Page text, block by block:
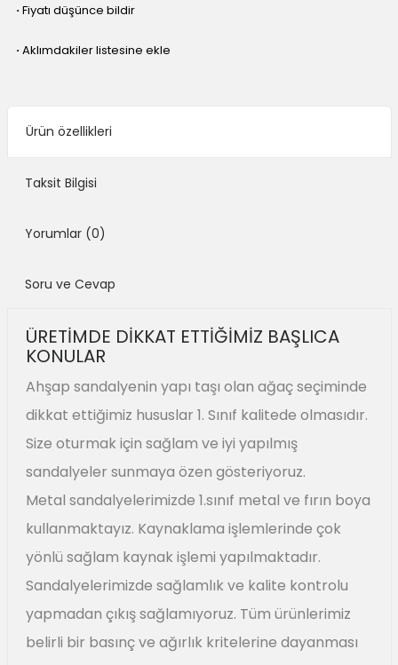
·Fiyatı düşünce bildir
·Aklımdakiler listesine ekle
Ürün özellikleri
Taksit Bilgisi
Yorumlar (0)
Soru ve Cevap
ÜRETİMDE DİKKAT ETTİĞİMİZ BAŞLICA
KONULAR
Ahşap sandalyenin yapı taşı olan ağaç seçiminde
dikkat ettiğimiz hususlar 1. Sınıf kalitede olmasıdır.
Size oturmak için sağlam ve iyi yapılmış
sandalyeler sunmaya özen gösteriyoruz.
Metal sandalyelerimizde 1.sınıf metal ve fırın boya
kullanmaktayız. Kaynaklama işlemlerinde çok
yönlü sağlam kaynak işlemi yapılmaktadır.
Sandalyelerimizde sağlamlık ve kalite kontrolu
yapmadan çıkış sağlamıyoruz. Tüm ürünlerimiz
belirli bir basınç ve ağırlık kritelerine dayanması